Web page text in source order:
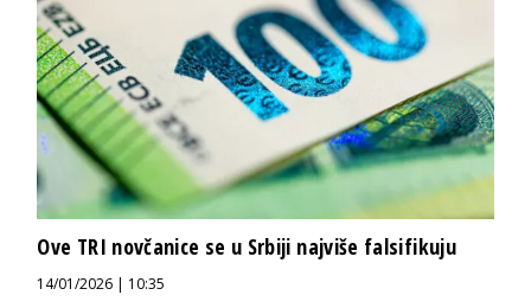
Ove TRI novčanice se u Srbiji najviše falsifikuju
14/01/2026 | 10:35